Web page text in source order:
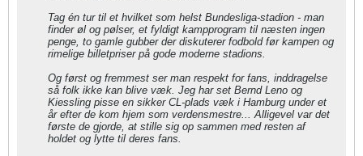
Tag én tur til et hvilket som helst Bundesliga-stadion - man
finder øl og pølser, et fyldigt kampprogram til næsten ingen
penge, to gamle gubber der diskuterer fodbold før kampen og
rimelige billetpriser på gode moderne stadions.
Og først og fremmest ser man respekt for fans, inddragelse
så folk ikke kan blive væk. Jeg har set Bernd Leno og
Kiessling pisse en sikker CL-plads væk i Hamburg under et
år efter de kom hjem som verdensmestre... Alligevel var det
første de gjorde, at stille sig op sammen med resten af
holdet og lytte til deres fans.